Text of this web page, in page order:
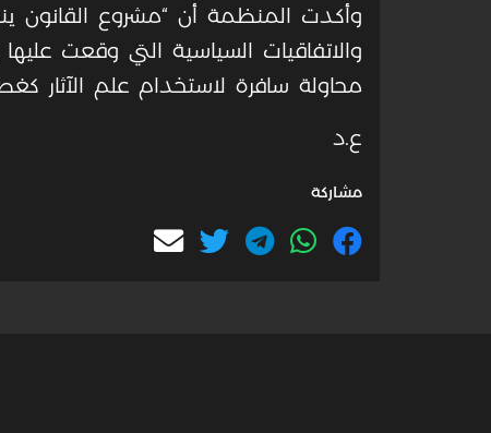
وأكدت المنظمة أن “مشروع القانون
والاتفاقيات السياسية التي وقعت
محاولة سافرة لاستخدام علم الآثار
ع.د
مشاركة